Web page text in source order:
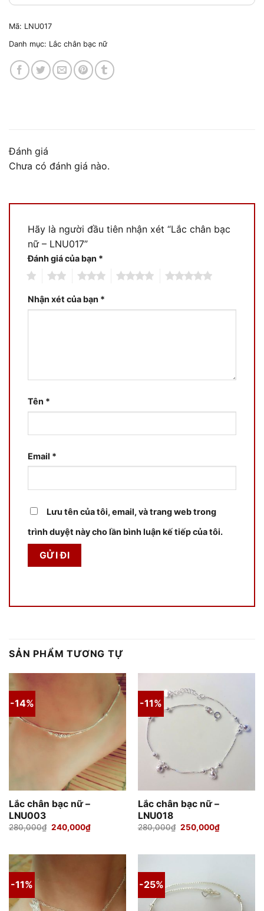
Mã: LNU017
Danh mục: Lắc chân bạc nữ
Đánh giá
Chưa có đánh giá nào.
Hãy là người đầu tiên nhận xét “Lắc chân bạc
nữ – LNU017”
Đánh giá của bạn *
Nhận xét của bạn *
Tên *
Email *
Lưu tên của tôi, email, và trang web trong
trình duyệt này cho lần bình luận kế tiếp của tôi.
SẢN PHẨM TƯƠNG TỰ
-14%
Lắc chân bạc nữ –
LNU003
280,000₫ Giá
240,000₫Giá
hiện
240,000₫.
-11%
Lắc chân bạc nữ –
LNU018
280,000₫ Giá
250,000₫Giá
hiện
250,000₫.
-11% -25%